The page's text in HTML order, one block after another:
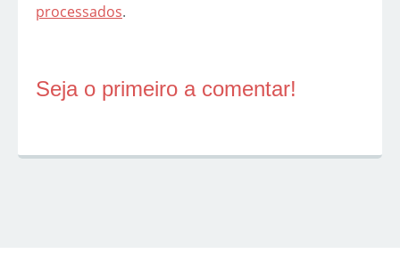
processados.
Seja o primeiro a comentar!